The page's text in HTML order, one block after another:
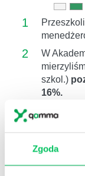
Zgoda
1
2
W
szkol.)
16%.
3
wdrożenia
4
Zgodnie z